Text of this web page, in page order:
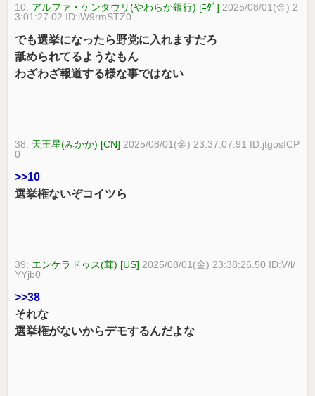
10: アルファ・ケンタウリ(やわらか銀行) [ﾆﾀﾞ] 2025/08/01(金) 2
3:01:27.02 ID:iW9rmSTZ0
でも選挙になったら野党に入れますだろ
舐められてるようなもん
わざわざ報道する様な事ではない
38: 天王星(みかか) [CN] 2025/08/01(金) 23:37:07.91 ID:jtgosICP
0
>>10
選挙権ないぞコイツら
39: エンケラドゥス(茸) [US] 2025/08/01(金) 23:38:26.50 ID:V/l/
YYjb0
>>38
それな
選挙権がないからデモするんだよな